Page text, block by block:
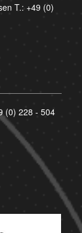
T.: +49 (0)
(0) 228 - 504